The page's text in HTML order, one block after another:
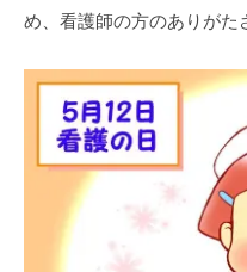
め、看護師の⽅のありがた